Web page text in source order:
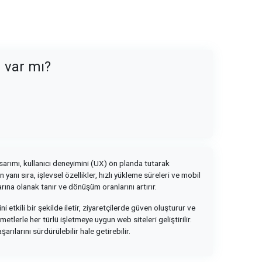
mı?
kullanıcı deneyimini (UX) ön planda tutarak
sıra, işlevsel özellikler, hızlı yükleme süreleri ve mobil
olanak tanır ve dönüşüm oranlarını artırır.
etkili bir şekilde iletir, ziyaretçilerde güven oluşturur ve
her türlü işletmeye uygun web siteleri geliştirilir.
sürdürülebilir hale getirebilir.